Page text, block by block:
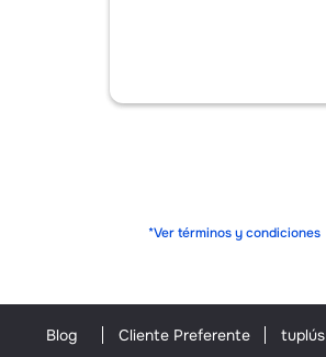
*Ver términos y condiciones
Blog Cliente Preferente tuplús